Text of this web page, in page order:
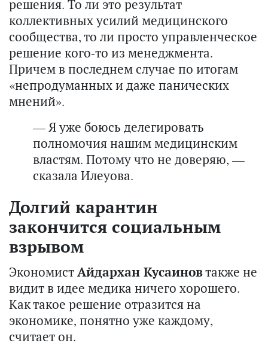
решения. То ли это результат
коллективных усилий медицинского
сообщества, то ли просто управленческое
решение кого-то из менеджмента.
Причем в последнем случае по итогам
«непродуманных и даже панических
мнений».
— Я уже боюсь делегировать
полномочия нашим медицинским
властям. Потому что не доверяю, —
сказала Илеуова.
Долгий карантин
закончится социальным
взрывом
ЭкономистАйдархан Кусаиновтакже не
видит в идее медика ничего хорошего.
Как такое решение отразится на
экономике, понятно уже каждому,
считает он.